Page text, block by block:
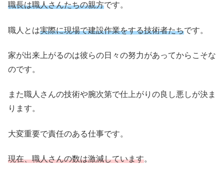
職長は職人さんたちの親方です。
職人とは実際に現場で建設作業をする技術者たちです。
家が出来上がるのは彼らの日々の努力があってからこそな
のです。
また職人さんの技術や腕次第で仕上がりの良し悪しが決ま
ります。
大変重要で責任のある仕事です。
現在、職人さんの数は激減しています。